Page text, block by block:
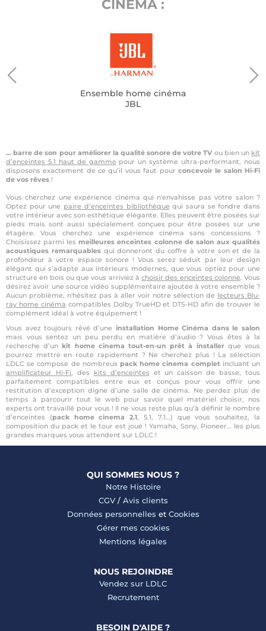
CINÉMA :
Ensemble home cinéma
JBL
… barre de son pour améliorer la qualité sonore de votre TV ou bien un kit
d’enceintes 5.1 haut de gamme pour un système ultra-performant, nous
disposons exactement de ce qu’il vous faut pour concevoir le salon Hi-Fi
de vos rêves !
Vous cherchez une expérience cinéma qui n'envahisse pas votre salon ?
Optez pour une paire d’enceintes bibliothèque qui saura se fondre dans
votre intérieur avec son esthétique élégante. Elles peuvent être posées sur
pieds mais sont aussi spécialement conçues pour être posées sur une
étagère. Vous cherchez une expérience cinéma sans concessions ?
Choisissez parmi les meilleures enceintes colonne de salon aux qualités
acoustiques remarquablesqui donneront du coffre à votre son et de la
profondeur à votre espace sonore ! Vous serez séduit par leur design
élégant qui s’adapte aux intérieurs modernes, que vous optiez pour une
structure en bois ou que vous arriviez à choisir des enceintes colonne. Vous
désirez avoir une source vidéo supplémentaire ajoutée à votre ensemble ?
Aucun problème, n'hésitez pas à aller voir notre sélection de lecteurs Blu-
ray home cinéma compatibles Dolby TrueHD et DTS-HD afin de trouver le
complément idéal à votre équipement !
Vous avez toujours rêvé d’une installation Home Cinéma dans le salon
mais vous sentez un peu perdu en matière d’audio ? Vous êtes à la
recherche d’un kit home cinema tout-en-un prêt à installerque vous
pourrez mettre en route rapidement ? Ne cherchez plus ! La sélection
LDLC se compose de nombreux pack home cinema completincluant un
amplificateur Hi-Fi, des kits d’enceintes et un caisson de basse, tous
parfaitement compatibles entre eux et conçus pour vous offrir une
restitution d’exception digne d’une salle de cinéma. Ne perdez plus de
temps à parcourir tout le web pour savoir quel matériel choisir, nos
experts ont travaillé pour vous ! Il ne vous reste plus qu’à définir le nombre
d’enceintes (pack home cinema 2.1, 5.1, 7.1…) que vous souhaitez, la
composition du pack et le tour est joué ! Yamaha, Sony, Pioneer… les plus
grandes marques vous attendent sur LDLC !
QUI SOMMES NOUS ?
Notre Histoire
CGV/ Avis clients
Données personnelles et Cookies
Gérer mes cookies
Mentions légales
NOUS REJOINDRE
Vendez sur LDLC
Recrutement
BESOIN D'AIDE ?